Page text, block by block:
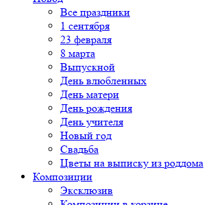
Все праздники
1 сентября
23 февраля
8 марта
Выпускной
День влюбленных
День матери
День рождения
День учителя
Новый год
Свадьба
Цветы на выписку из роддома
Композиции
Эксклюзив